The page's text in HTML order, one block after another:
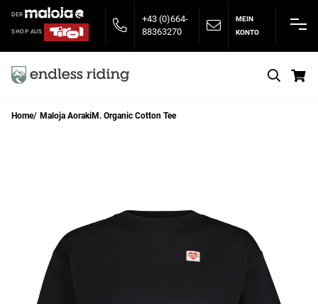
DER
SHOP AUS
+43 (0)664-
88363270
MEIN
KONTO
Home Maloja AorakiM. Organic Cotton Tee